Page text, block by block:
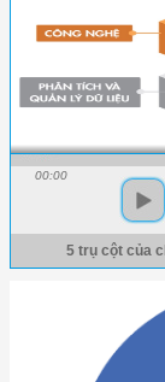
00:00
5 trụ cột của